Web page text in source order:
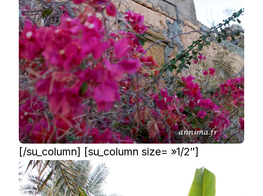
[/su_column] [su_column size= »1/2″]